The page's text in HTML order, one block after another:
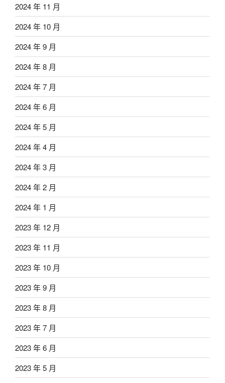
2024 年 11 月
2024 年 10 月
2024 年 9 月
2024 年 8 月
2024 年 7 月
2024 年 6 月
2024 年 5 月
2024 年 4 月
2024 年 3 月
2024 年 2 月
2024 年 1 月
2023 年 12 月
2023 年 11 月
2023 年 10 月
2023 年 9 月
2023 年 8 月
2023 年 7 月
2023 年 6 月
2023 年 5 月